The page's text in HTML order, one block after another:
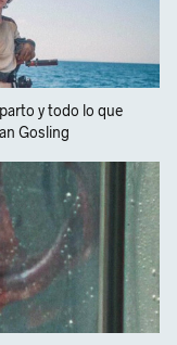
y todo lo que
Gosling